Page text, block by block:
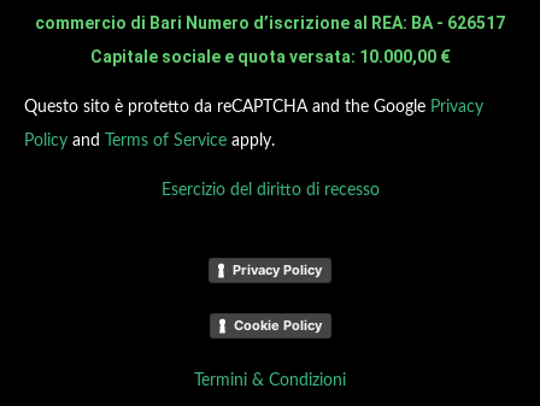
commercio di Bari Numero d’iscrizione al REA: BA - 626517
Capitale sociale e quota versata: 10.000,00 €
Questo sito è protetto da reCAPTCHA and the Google Privacy
Policy and Terms of Service apply.
Esercizio del diritto di recesso
Privacy Policy
Cookie Policy
Termini & Condizioni